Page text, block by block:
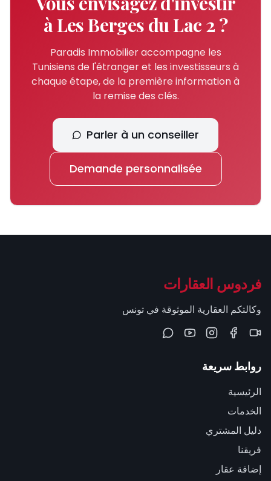
àLes Berges du Lac 2 ?
Paradis Immobilier accompagne les
Tunisiens de l'étranger et les investisseurs à
chaque étape, de la première information à
la remise des clés.
Parler à un conseiller
Demande personnalisée
فردوس العقارات
وكالتكم العقارية الموثوقة في تونس
روابط سريعة
الرئيسية
الخدمات
دليل المشتري
فريقنا
إضافة عقار